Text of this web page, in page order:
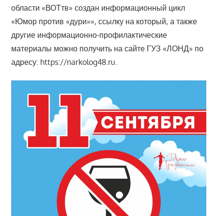
области «ВОТтв» создан информационный цикл
«Юмор против «дури»», ссылку на который, а также
другие информационно-профилактические
материалы можно получить на сайте ГУЗ «ЛОНД» по
адресу: https://narkolog48.ru.